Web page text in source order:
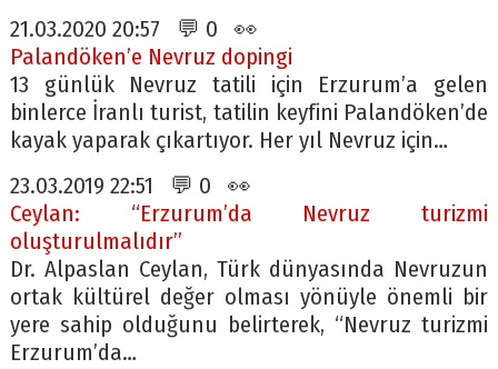
21.03.2020 20:57 💬 0 👀
Palandöken’e Nevruz dopingi
13 günlük Nevruz tatili için Erzurum’a gelen
binlerce İranlı turist, tatilin keyfini Palandöken’de
kayak yaparak çıkartıyor. Her yıl Nevruz için…
23.03.2019 22:51 💬 0 👀
Ceylan: “Erzurum’da Nevruz turizmi
oluşturulmalıdır”
Dr. Alpaslan Ceylan, Türk dünyasında Nevruzun
ortak kültürel değer olması yönüyle önemli bir
yere sahip olduğunu belirterek, “Nevruz turizmi
Erzurum’da…